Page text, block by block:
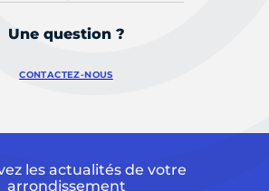
Une question ?
CONTACTEZ-NOUS
les actualités de votre
arrondissement